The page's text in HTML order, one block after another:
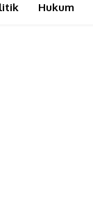
Hukum